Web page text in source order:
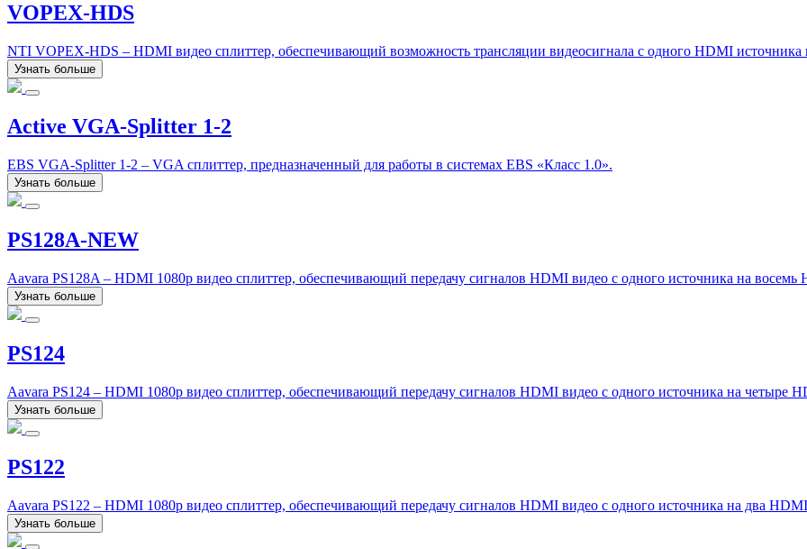
VOPEX-HDS
NTI VOPEX-HDS – HDMI видео сплиттер, обеспечивающий возможность трансляции видеосигнала с одного HDMI источника
Узнать больше
Active VGA-Splitter 1-2
EBS VGA-Splitter 1-2 – VGA сплиттер, предназначенный для работы в системах EBS «Класс 1.0».
Узнать больше
PS128A-NEW
Aavara PS128A – HDMI 1080p видео сплиттер, обеспечивающий передачу сигналов HDMI видео с одного источника на
Узнать больше
PS124
Aavara PS124 – HDMI 1080p видео сплиттер, обеспечивающий передачу сигналов HDMI видео с одного источника на четыре
Узнать больше
PS122
Aavara PS122 – HDMI 1080p видео сплиттер, обеспечивающий передачу сигналов HDMI видео с одного источника на два
Узнать больше